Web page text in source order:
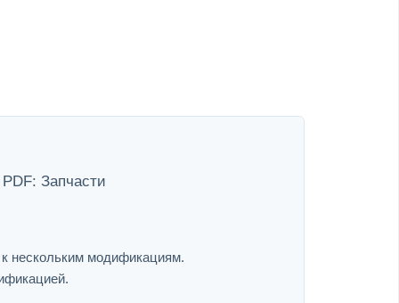
Запчасти
нескольким модификациям.